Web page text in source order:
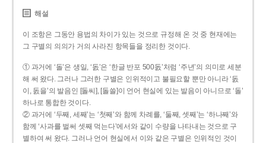
해설
이 조항은 그동안 용법의 차이가 있는 것으로 규정해 온 것 중 현재에는
그 구별의 의의가 거의 사라진 항목들을 정리한 것이다.
① 과거에 ‘돌’은 생일, ‘돐’은 ‘한글 반포 500돐’처럼 ‘주년’의 의미로 세분
해 써 왔다. 그러나 그러한 구별은 인위적이고 불필요할 뿐만 아니라 ‘돐
이, 돐을’의 발음인 [돌씨], [돌쓸]이 언어 현실에 있는 발음이 아니므로 ‘돌’
하나로 통합한 것이다.
② 과거에 ‘두째, 세째’는 ‘첫째’와 함께 차례를, ‘둘째, 셋째’는 ‘하나째’와
함께 ‘사과를 벌써 셋째 먹는다’에서와 같이 수량을 나타내는 것으로 구
별하여 써 왔다. 그러나 언어 현실에서 이와 같은 구별은 인위적인 것이